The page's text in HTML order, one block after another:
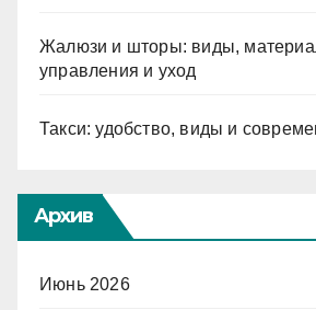
Жалюзи и шторы: виды,
управления и уход
Такси: удобство, виды и
Архив
Июнь 2026